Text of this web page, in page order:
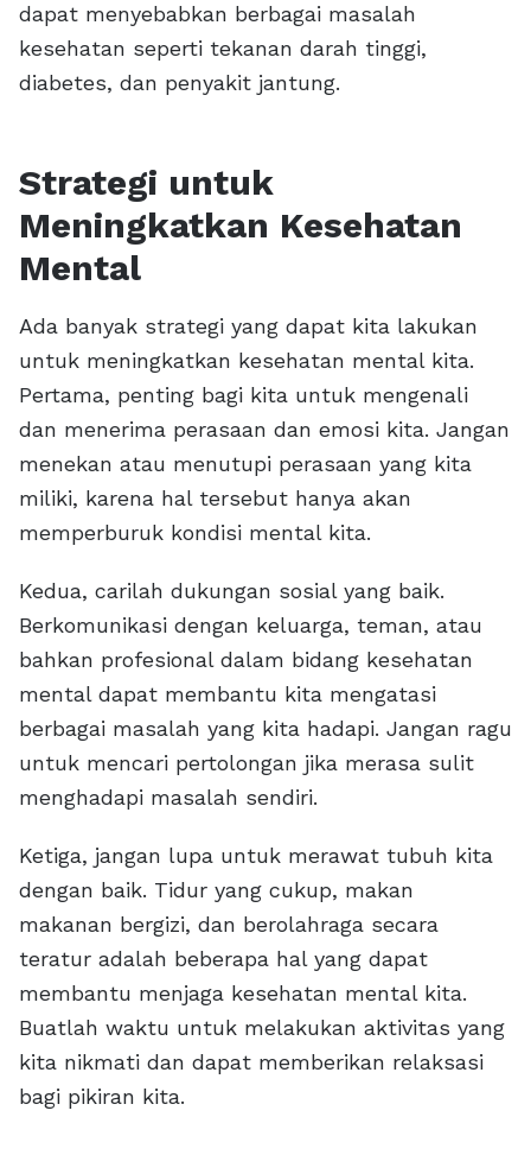
dapat menyebabkan berbagai masalah
kesehatan seperti tekanan darah tinggi,
diabetes, dan penyakit jantung.
Strategi untuk
Meningkatkan Kesehatan
Mental
Ada banyak strategi yang dapat kita lakukan
untuk meningkatkan kesehatan mental kita.
Pertama, penting bagi kita untuk mengenali
dan menerima perasaan dan emosi kita. Jangan
menekan atau menutupi perasaan yang kita
miliki, karena hal tersebut hanya akan
memperburuk kondisi mental kita.
Kedua, carilah dukungan sosial yang baik.
Berkomunikasi dengan keluarga, teman, atau
bahkan profesional dalam bidang kesehatan
mental dapat membantu kita mengatasi
berbagai masalah yang kita hadapi. Jangan ragu
untuk mencari pertolongan jika merasa sulit
menghadapi masalah sendiri.
Ketiga, jangan lupa untuk merawat tubuh kita
dengan baik. Tidur yang cukup, makan
makanan bergizi, dan berolahraga secara
teratur adalah beberapa hal yang dapat
membantu menjaga kesehatan mental kita.
Buatlah waktu untuk melakukan aktivitas yang
kita nikmati dan dapat memberikan relaksasi
bagi pikiran kita.